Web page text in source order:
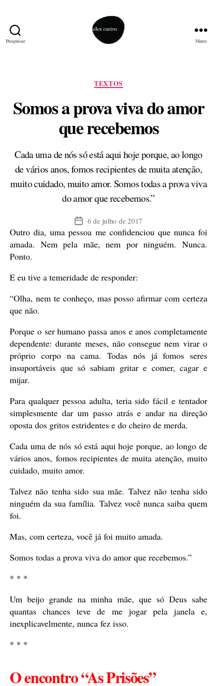
Pesquisar Menu
Categorias
TEXTOS
Somos a prova viva do amor
que recebemos
Cada uma de nós só está aqui hoje porque, ao longo
de vários anos, fomos recipientes de muita atenção,
muito cuidado, muito amor. Somos todas a prova viva
do amor que recebemos.”
Data
de
publicação
6 de julho de 2017
Outro dia, uma pessoa me confidenciou que nunca foi
amada. Nem pela mãe, nem por ninguém. Nunca.
Ponto.
E eu tive a temeridade de responder:
“Olha, nem te conheço, mas posso afirmar com certeza
que não.
Porque o ser humano passa anos e anos completamente
dependente: durante meses, não consegue nem virar o
próprio corpo na cama. Todas nós já fomos seres
insuportáveis que só sabiam gritar e comer, cagar e
mijar.
Para qualquer pessoa adulta, teria sido fácil e tentador
simplesmente dar um passo atrás e andar na direção
oposta dos gritos estridentes e do cheiro de merda.
Cada uma de nós só está aqui hoje porque, ao longo de
vários anos, fomos recipientes de muita atenção, muito
cuidado, muito amor.
Talvez não tenha sido sua mãe. Talvez não tenha sido
ninguém da sua família. Talvez você nunca saiba quem
foi.
Mas, com certeza, você já foi muito amada.
Somos todas a prova viva do amor que recebemos.”
* * *
Um beijo grande na minha mãe, que só Deus sabe
quantas chances teve de me jogar pela janela e,
inexplicavelmente, nunca fez isso.
* * *
O encontro “As Prisões”